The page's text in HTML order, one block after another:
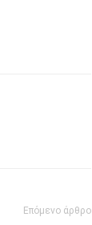
Επόμενο άρθρο